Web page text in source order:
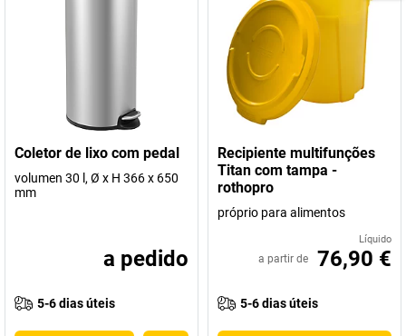
Coletor de lixo com pedal
volumen 30 l, Ø x H 366 x 650
mm
a pedido
5-6 dias úteis
Recipiente multifunções
Titan com tampa -
rothopro
próprio para alimentos
Líquido
a partir de 76,90 €
5-6 dias úteis